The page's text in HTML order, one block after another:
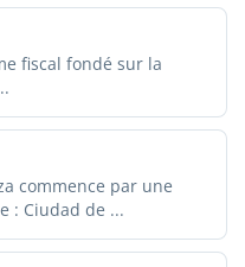
fiscal fondé sur la
commence par une
: Ciudad de ...